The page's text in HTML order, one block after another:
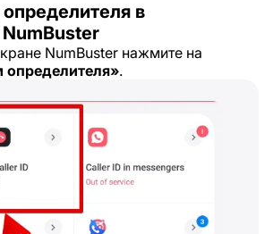
в
NumBuster нажмите на
.